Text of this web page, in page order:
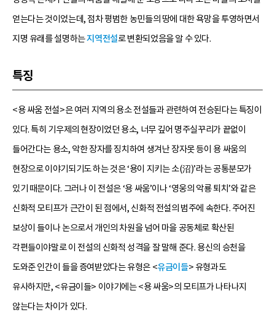
얻는다는 것이었는데, 점차 평범한 농민들의 땅에 대한 욕망을 투영하면서
지명 유래를 설명하는지역전설로 변환되었음을 알 수 있다.
특징
<용 싸움 전설>은 여러 지역의 용소 전설들과 관련하여 전승된다는 특징이
있다. 특히 기우제의 현장이었던 용소, 너무 깊어 명주실꾸리가 끝없이
들어간다는 용소, 악한 장자를 징치하여 생겨난 장자못 등이 용 싸움의
현장으로 이야기되기도 하는 것은 ‘용이 지키는 소(沼)’라는 공통분모가
있기 때문이다. 그러나 이 전설은 ‘용 싸움’이나 ‘영웅의 악룡 퇴치’와 같은
신화적 모티프가 근간이 된 점에서, 신화적 전설의 범주에 속한다. 주어진
보상이 들이나 논으로서 개인의 차원을 넘어 마을 공동체로 확산된
각편들이야말로 이 전설의 신화적 성격을 잘 말해 준다. 용신의 승천을
도와준 인간이 들을 증여받았다는 유형은 <유금이들> 유형과도
유사하지만, <유금이들> 이야기에는 <용 싸움>의 모티프가 나타나지
않는다는 차이가 있다.